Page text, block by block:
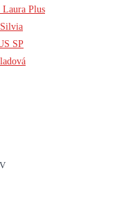
Plus
SP